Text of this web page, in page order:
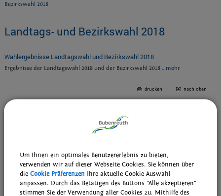
Veranstaltungen
DAV - Wanderung AM-Nord und die Sektion
...mehr
Sa 08.08.2026 | 10:30
Grenzfest in unserer Partnerstadt Schönbach/Luby ...mehr
Bezirkswahl 2018
Landtags- und Bezirkswahl 2018
Wahlergebnisse Landtagswahl und Bezirkswahl 2018
Ergebnisse der Landtagswahl 2018 und der Bezirkswahl 2018 …mehr
drucken nach oben
Um Ihnen ein optimales Benutzererlebnis zu bieten,
verwenden wir auf dieser Webseite Cookies. Sie können über
die Cookie Präferenzen Ihre aktuelle Cookie Auswahl
anpassen. Durch das Betätigen des Buttons "Alle akzeptieren"
stimmen Sie der Verwendung aller Cookies zu. Mithilfe des